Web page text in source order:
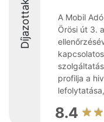
Díjazottak
A Mobil
Örösi út 3.
profilja a
8.4